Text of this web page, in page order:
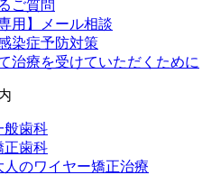
ご質問
用】メール相談
染症予防対策
治療を受けていただくために
般歯科
正歯科
人のワイヤー矯正治療